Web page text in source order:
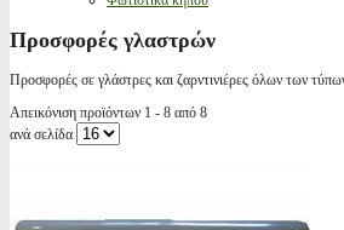
Προσφορές γλαστρών
Προσφορές σε γλάστρες και ζαρντινιέρες όλων των
Απεικόνιση προϊόντων 1 - 8 από 8
ανά σελίδα